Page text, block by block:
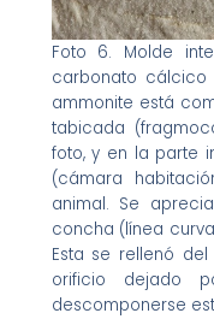
Foto 6. Molde
carbonato
ammonite está
tabicada
foto, y en la parte
(cámara
animal. Se
concha (línea
Esta se rellenó del
orificio dejado
descomponerse